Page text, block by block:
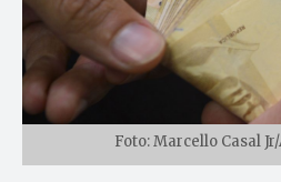
Foto: Marcello Casal